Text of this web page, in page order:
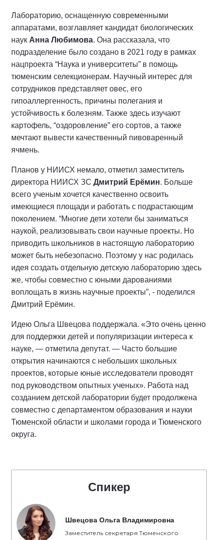
Лабораторию, оснащенную современными
аппаратами, возглавляет кандидат биологических
наук Анна Любимова. Она рассказала, что
подразделение было создано в 2021 году в рамках
нацпроекта “Наука и университеты” в помощь
тюменским селекционерам. Научный интерес для
сотрудников представляет овес, его
гипоаллергенность, причины полегания и
устойчивость к болезням. Также здесь изучают
картофель, “оздоровление” его сортов, а также
мечтают вывести качественный пивоваренный
ячмень.
Планов у НИИСХ немало, отметил заместитель
директора НИИСХ ЗС Дмитрий Ерёмин. Больше
всего ученым хочется качественно освоить
имеющиеся площади и работать с подрастающим
поколением. “Многие дети хотели бы заниматься
наукой, реализовывать свои научные проекты. Но
приводить школьников в настоящую лабораторию
может быть небезопасно. Поэтому у нас родилась
идея создать отдельную детскую лабораторию здесь
же, чтобы совместно с юными дарованиями
воплощать в жизнь научные проекты”, - поделился
Дмитрий Ерёмин.
Идею Ольга Швецова поддержала. «Это очень ценно
для поддержки детей и популяризации интереса к
науке, — отметила депутат. — Часто большие
открытия начинаются с небольших школьных
проектов, которые юные исследователи проводят
под руководством опытных ученых». Работа над
созданием детской лаборатории будет продолжена
совместно с департаментом образования и науки
Тюменской области и школами города и Тюменского
округа.
Спикер
Швецова Ольга Владимировна
Заместитель секретаря Тюменского